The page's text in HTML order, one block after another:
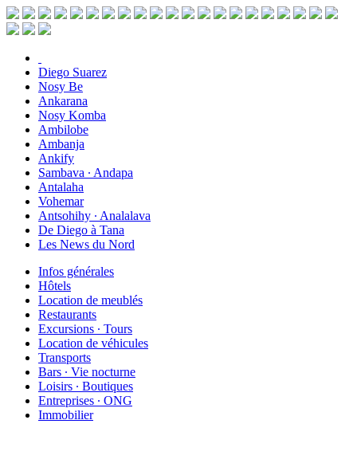
Diego Suarez
Nosy Be
Ankarana
Nosy Komba
Ambilobe
Ambanja
Ankify
Sambava ∙ Andapa
Antalaha
Vohemar
Antsohihy ∙ Analalava
De Diego à Tana
Les News du Nord
Infos générales
Hôtels
Location de meublés
Restaurants
Excursions ∙ Tours
Location de véhicules
Transports
Bars ∙ Vie nocturne
Loisirs ∙ Boutiques
Entreprises ∙ ONG
Immobilier